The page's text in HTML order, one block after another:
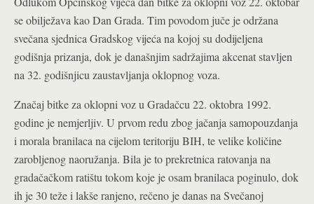
se obilježava kao Dan Grada. Tim povodom juče je održana
svečana sjednica Gradskog vijeća na kojoj su dodijeljena
godišnja prizanja, dok je današnjim sadržajima akcenat stavljen
na 32. godišnjicu zaustavljanja oklopnog voza.
Značaj bitke za oklopni voz u Gradačcu 22. oktobra 1992.
godine je nemjerljiv. U prvom redu zbog jačanja samopouzdanja
i morala branilaca na cijelom teritoriju BIH, te velike količine
zarobljenog naoružanja. Bila je to prekretnica ratovanja na
gradačačkom ratištu tokom koje je osam branilaca poginulo, dok
ih je 30 teže i lakše ranjeno, rečeno je danas na Svečanoj